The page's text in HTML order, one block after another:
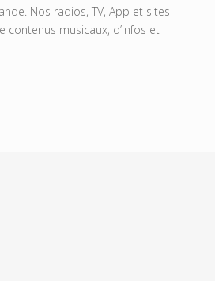
Nos radios, TV, App et sites
musicaux, d’infos et